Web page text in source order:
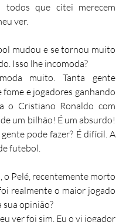
todos que citei merecem
ver.
mudou e se tornou muito
Isso lhe incomoda?
muito. Tanta gente
e jogadores ganhando
o Cristiano Ronaldo com
um bilhão! É um absurdo!
pode fazer? É difícil. A
futebol.
o Pelé, recentemente morto
realmente o maior jogado
sua opinião?
ver foi sim. Eu o vi jogador